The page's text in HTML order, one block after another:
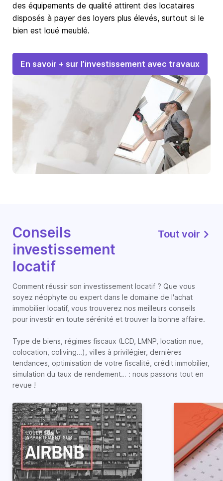
des équipements de qualité attirent des locataires
disposés à payer des loyers plus élevés, surtout si le
bien est loué meublé.
En savoir + sur l’investissement avec travaux
Conseils
investissement
locatif
Tout voir
Comment réussir son investissement locatif ? Que vous
soyez néophyte ou expert dans le domaine de l'achat
immobilier locatif, vous trouverez nos meilleurs conseils
pour investir en toute sérénité et trouver la bonne affaire.
Type de biens, régimes fiscaux (LCD, LMNP, location nue,
colocation, coliving…), villes à privilégier, dernières
tendances, optimisation de votre fiscalité, crédit immobilier,
simulation du taux de rendement… : nous passons tout en
revue !